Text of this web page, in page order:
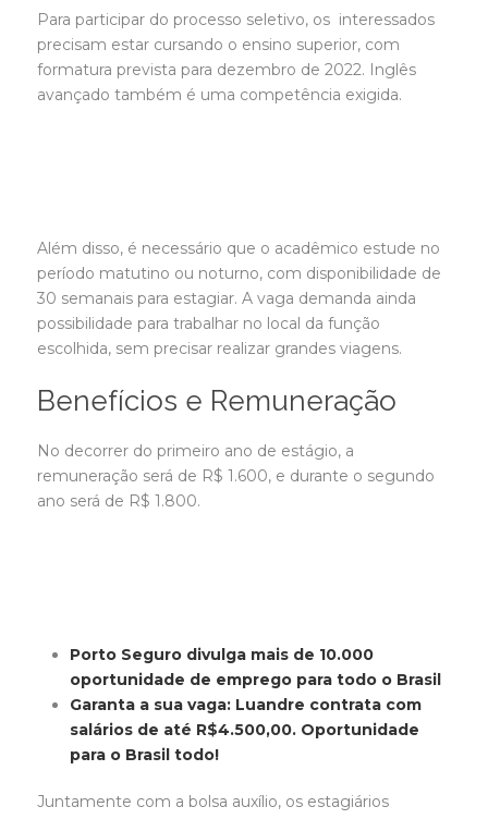
Para participar do processo seletivo, os interessados
precisam estar cursando o ensino superior, com
formatura prevista para dezembro de 2022. Inglês
avançado também é uma competência exigida.
Além disso, é necessário que o acadêmico estude no
período matutino ou noturno, com disponibilidade de
30 semanais para estagiar. A vaga demanda ainda
possibilidade para trabalhar no local da função
escolhida, sem precisar realizar grandes viagens.
Benefícios e Remuneração
No decorrer do primeiro ano de estágio, a
remuneração será de R$ 1.600, e durante o segundo
ano será de R$ 1.800.
Porto Seguro divulga mais de 10.000
oportunidade de emprego para todo o Brasil
Garanta a sua vaga: Luandre contrata com
salários de até R$4.500,00. Oportunidade
para o Brasil todo!
Juntamente com a bolsa auxílio, os estagiários